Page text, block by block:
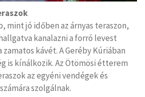
mint jó időben az árnyas teraszon,
kanalazni a forró levest
kávét. A Geréby Kúriában
is kínálkozik. Az Ötömösi étterem
az egyéni vendégek és
szolgálnak.